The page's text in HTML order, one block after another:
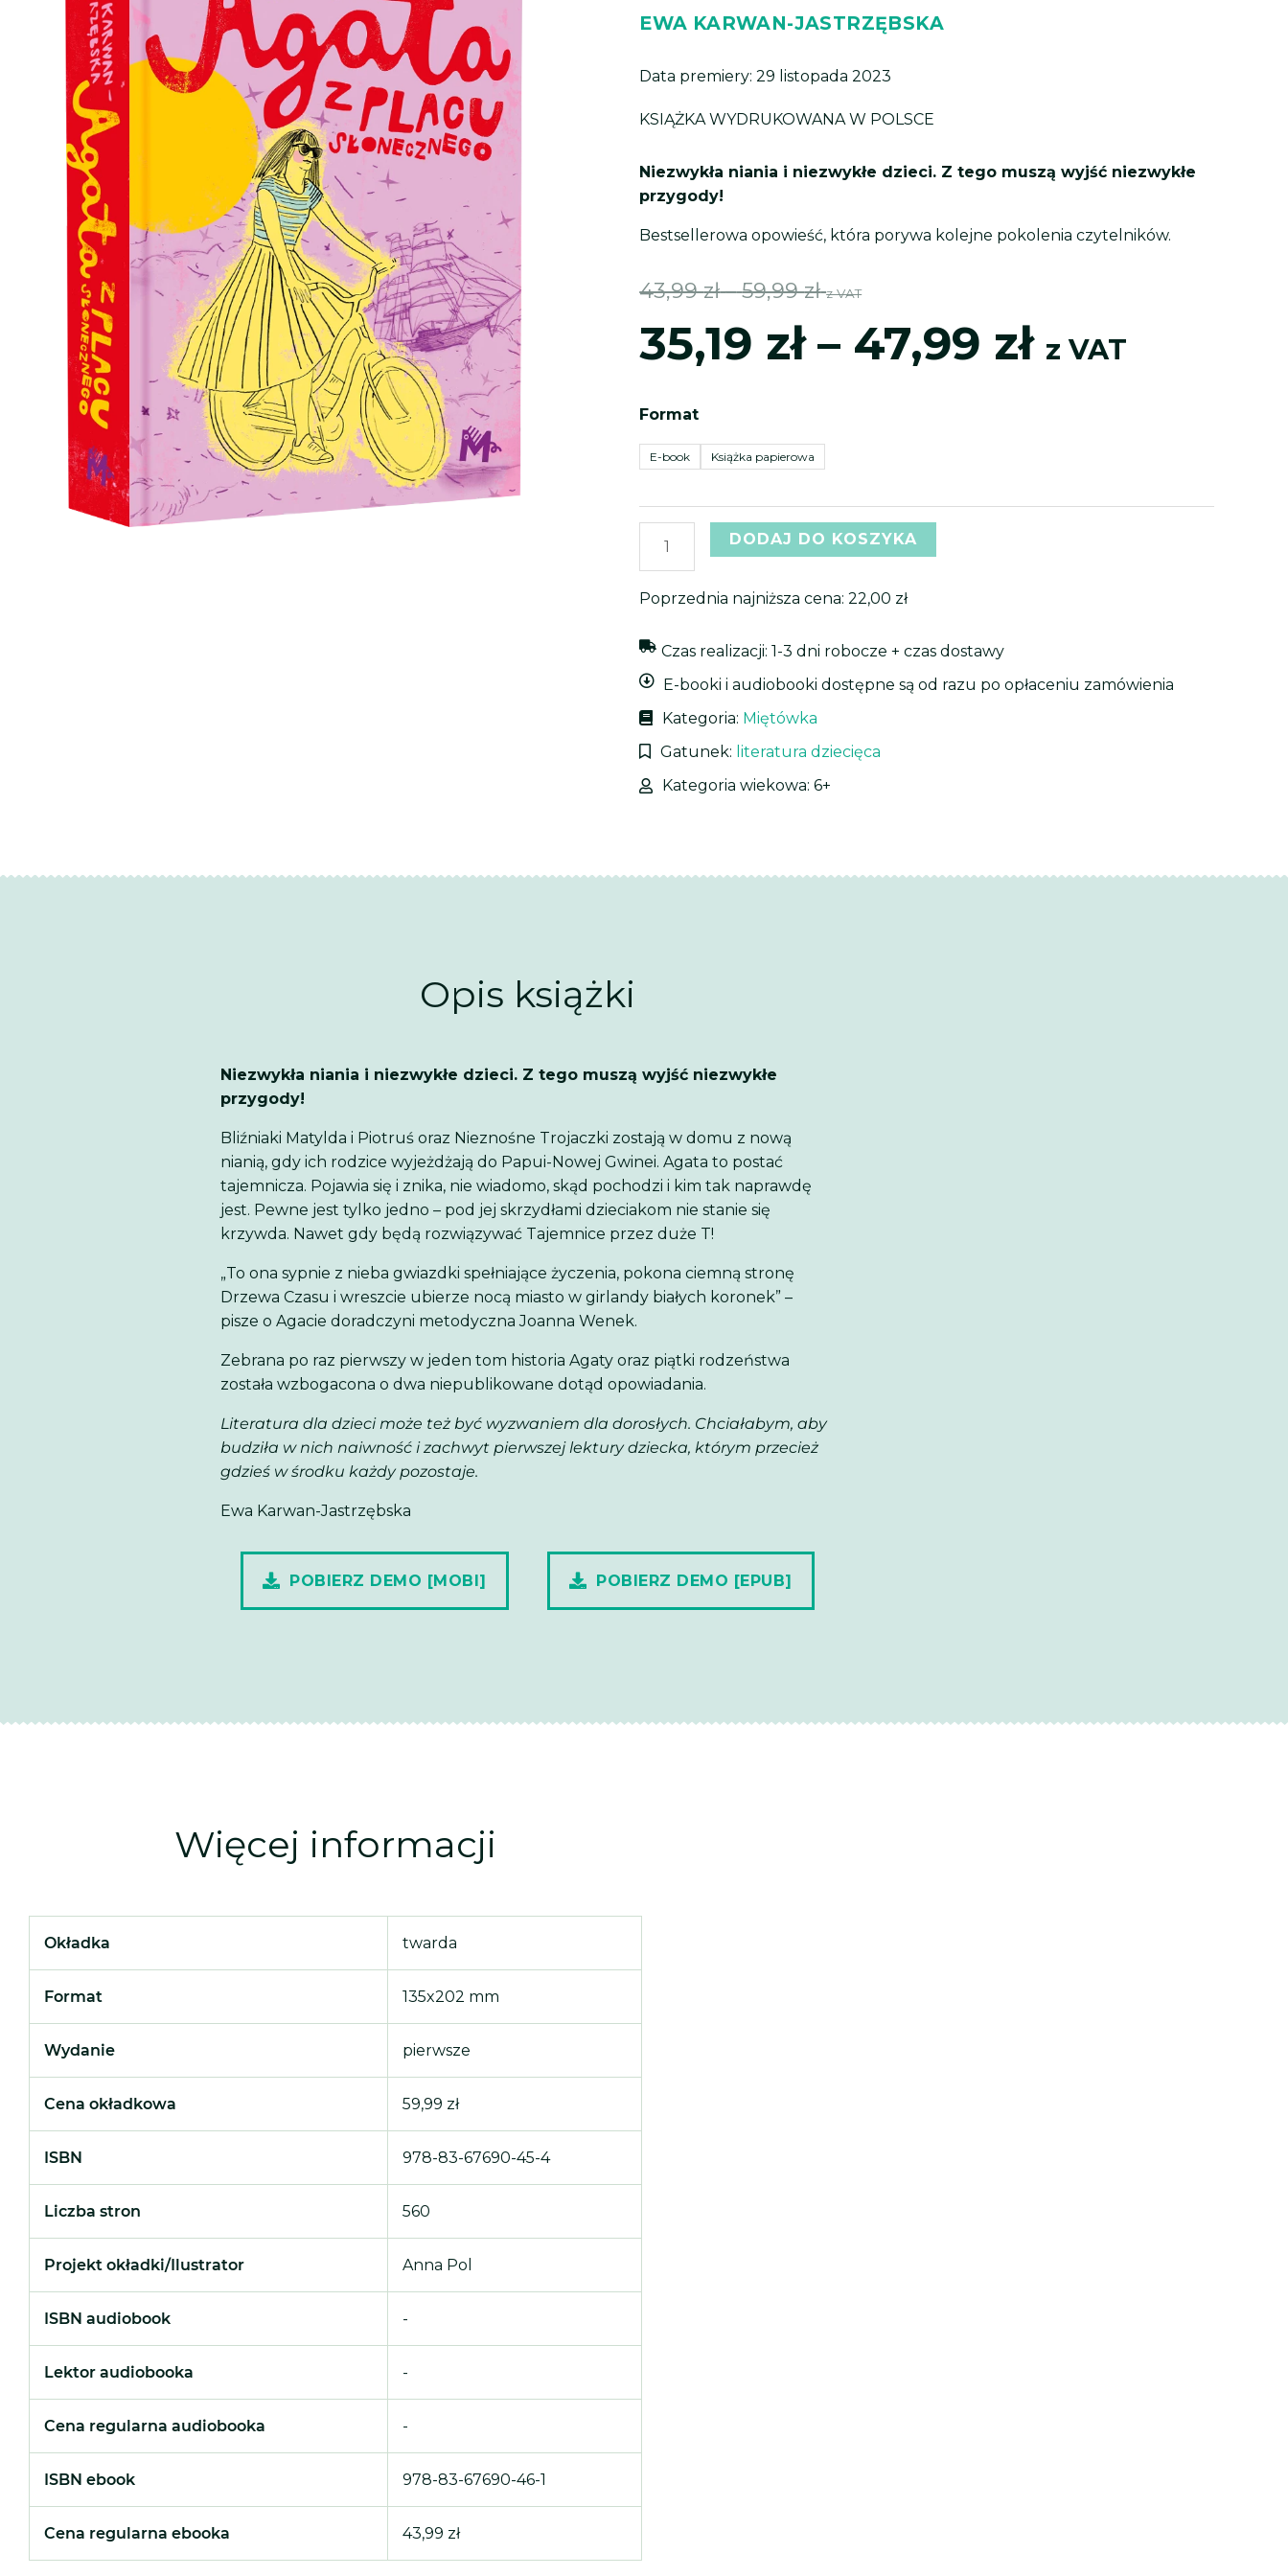
EWA KARWAN-JASTRZĘBSKA
Data premiery: 29 listopada 2023
KSIĄŻKAWYDRUKOWANAW POLSCE
Niezwykła niania i niezwykłe dzieci. Z tego muszą wyjść niezwykłe
przygody!
Bestsellerowa opowieść, która porywa kolejne pokolenia czytelników.
43,99zł – 59,99zł
cen:
59,99 zł
z VAT
35,19 zł – 47,99 złcen:
z VAT
Format
E-book Książka papierowa
ilość
DODAJ DO KOSZYKA
Poprzednia najniższa cena:22,00 zł
Czas realizacji: 1-3 dni robocze + czas dostawy
E-booki i audiobooki dostępne są od razu po opłaceniu zamówienia
Kategoria: Miętówka
Gatunek: literatura dziecięca
Kategoria wiekowa: 6+
Opis książki
Niezwykła niania i niezwykłe dzieci. Z tego muszą wyjść niezwykłe
przygody!
Bliźniaki Matylda i Piotruś oraz Nieznośne Trojaczki zostają w domu z nową
nianią, gdy ich rodzice wyjeżdżają do Papui-Nowej Gwinei. Agata to postać
tajemnicza. Pojawia się i znika, nie wiadomo, skąd pochodzi i kim tak naprawdę
jest. Pewne jest tylko jedno – pod jej skrzydłami dzieciakom nie stanie się
krzywda. Nawet gdy będą rozwiązywać Tajemnice przez duże T!
„To ona sypnie z nieba gwiazdki spełniające życzenia, pokona ciemną stronę
Drzewa Czasu i wreszcie ubierze nocą miasto w girlandy białych koronek” –
pisze o Agacie doradczyni metodyczna Joanna Wenek.
Zebrana po raz pierwszy w jeden tom historia Agaty oraz piątki rodzeństwa
została wzbogacona o dwa niepublikowane dotąd opowiadania.
Literatura dla dzieci może też być wyzwaniem dla dorosłych. Chciałabym, aby
budziła w nich naiwność i zachwyt pierwszej lektury dziecka, którym przecież
gdzieś w środku każdy pozostaje.
Ewa Karwan-Jastrzębska
POBIERZ DEMO [MOBI] POBIERZ DEMO [EPUB]
Więcej informacji
Okładka twarda
Format 135x202 mm
Wydanie pierwsze
Cena okładkowa 59,99 zł
ISBN 978-83-67690-45-4
Liczba stron 560
Projekt okładki/Ilustrator Anna Pol
ISBN audiobook -
Lektor audiobooka -
Cena regularna audiobooka -
ISBN ebook 978-83-67690-46-1
Cena regularna ebooka 43,99 zł